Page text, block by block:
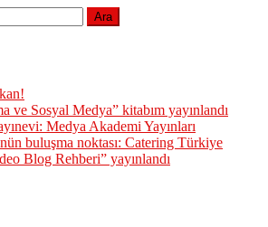
ve Sosyal Medya” kitabım yayınlandı
Medya Akademi Yayınları
buluşma noktası: Catering Türkiye
Blog Rehberi” yayınlandı